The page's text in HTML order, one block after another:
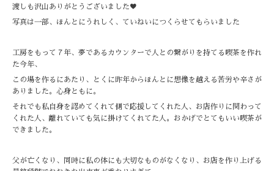
渡しも沢山ありがとうございました♥️
写真は一部、ほんとにうれしく、ていねいにつくらせてもらいました
工房をもって７年、夢であるカウンターで人との繋がりを持てる喫茶を作れ
た今年、
この場を作るにあたり、とくに昨年からほんとに想像を越える苦労や辛さが
ありました。心身ともに。
それでも私自身を認めてくれて側で応援してくれた人、お店作りに関わって
くれた人、離れていても気に掛けてくれてた人。おかげでとてもいい喫茶が
できました。
父が亡くなり、同時に私の体にも大切なものがなくなり、お店を作り上げる